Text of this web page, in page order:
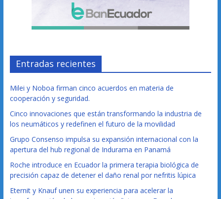
Entradas recientes
Milei y Noboa firman cinco acuerdos en materia de
cooperación y seguridad.
Cinco innovaciones que están transformando la industria de
los neumáticos y redefinen el futuro de la movilidad
Grupo Consenso impulsa su expansión internacional con la
apertura del hub regional de Indurama en Panamá
Roche introduce en Ecuador la primera terapia biológica de
precisión capaz de detener el daño renal por nefritis lúpica
Eternit y Knauf unen su experiencia para acelerar la